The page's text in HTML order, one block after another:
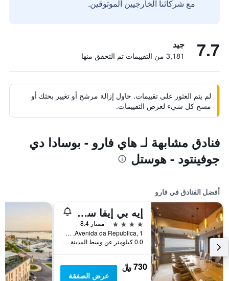
مع شركائنا الخارجيين الموثوقين.
7.7 جيد
3,181 من التقييمات تم التحقق منها
لم يتم العثور على تقييمات. حاول إزالة مرشح أو تغيير بحثك أو
مسح كل شيء لعرض التقييمات.
فنادق مشابهة لـ هاي فارو - بوسادا دي
جوفينتود - هوستل
أفضل الفنادق في فارو
إيه بي إيفا سينسيز
4 نجوم
ممتاز 8.4
Avenida da Republica, 1, فارو, منطقة فارو, البرتغال
0.0 كيلومتر عن وسط المدينة
730 ﷼
عرض الصفقة